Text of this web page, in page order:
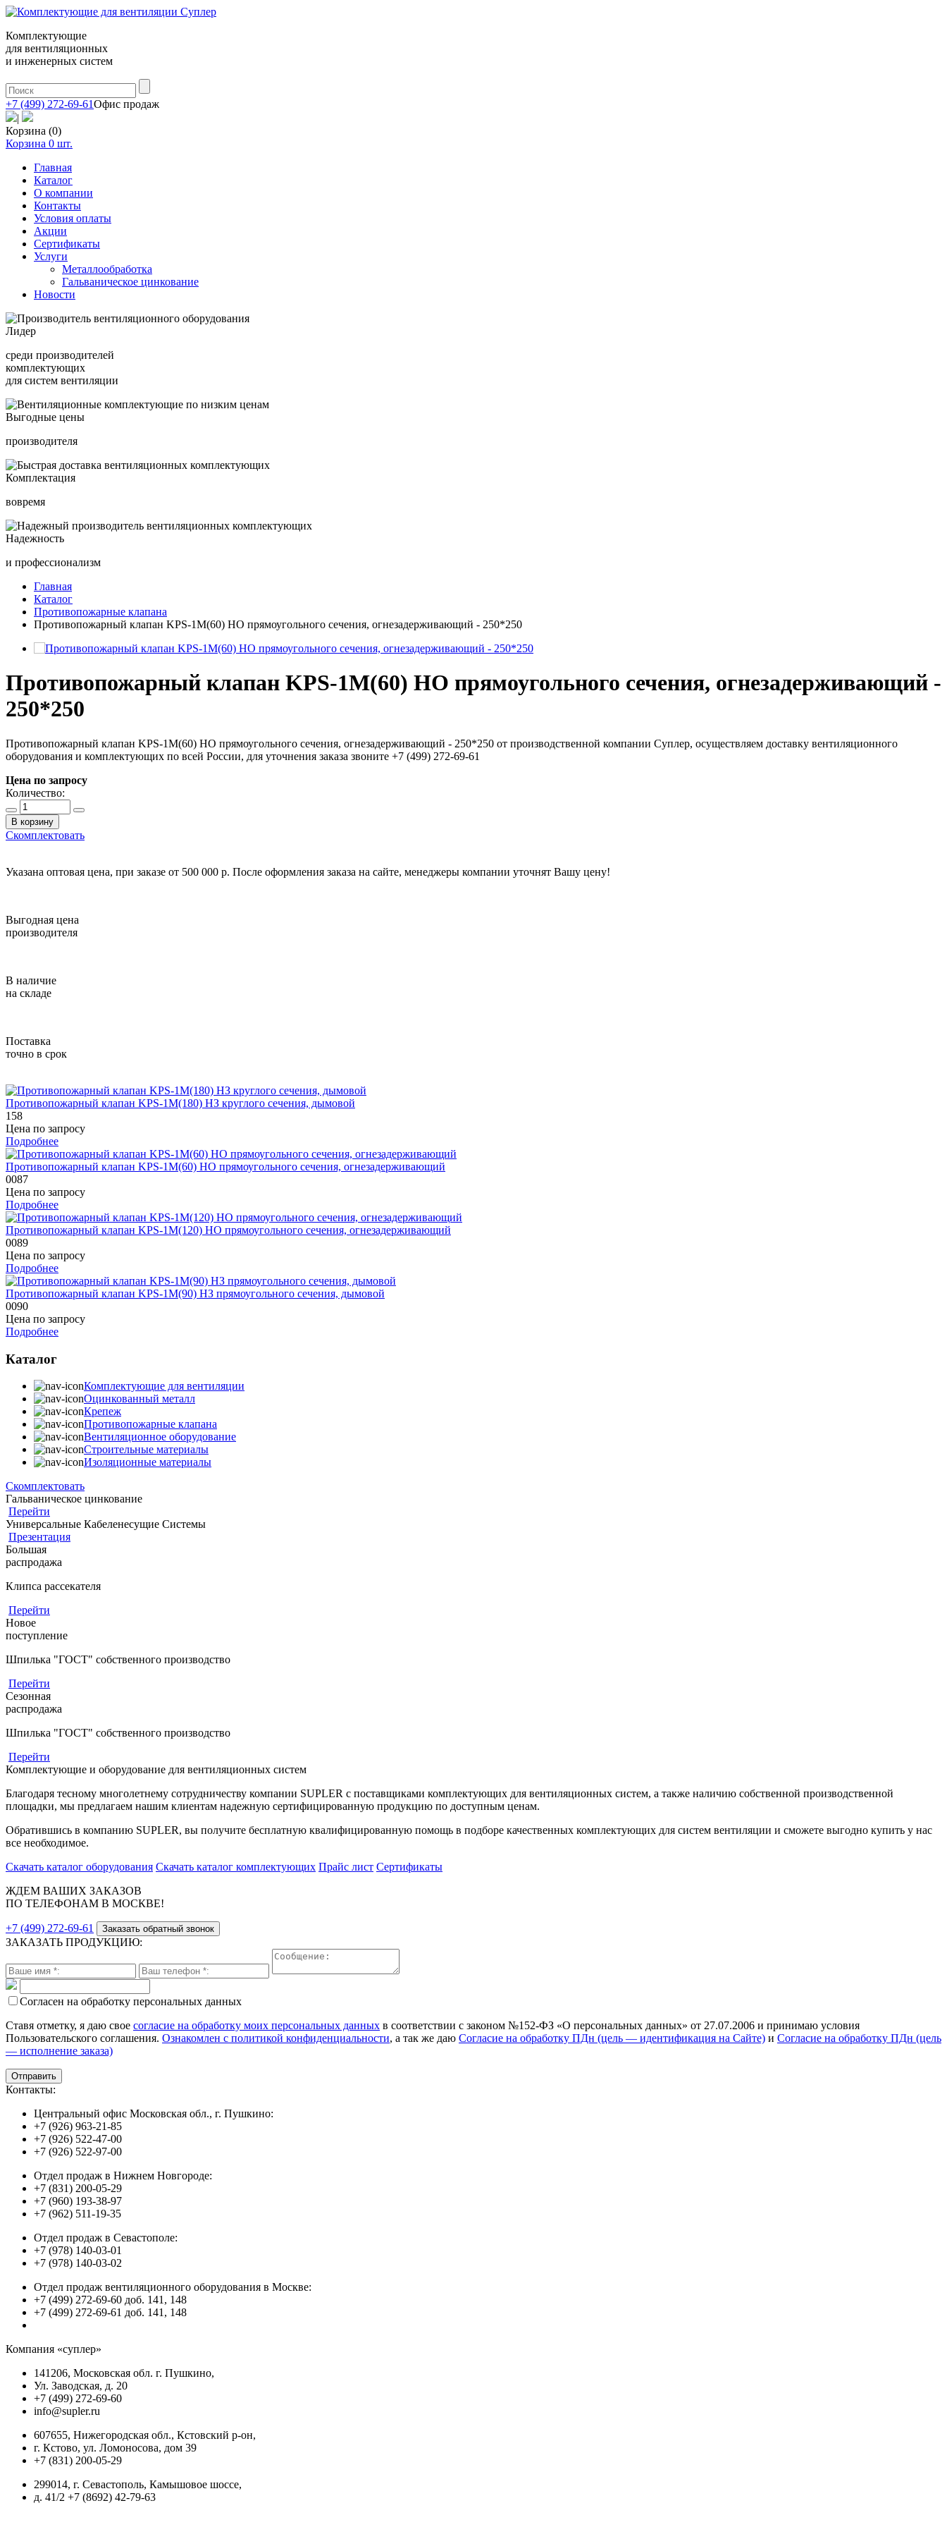
Комплектующие
для вентиляционных
и инженерных систем
+7 (499) 272-69-61Офис продаж
|
Корзина (0)
Корзина 0 шт.
Главная
Каталог
О компании
Контакты
Условия оплаты
Акции
Сертификаты
Услуги
Металлообработка
Гальваническое цинкование
Новости
Лидер
среди производителей
комплектующих
для систем вентиляции
Выгодные цены
производителя
Комплектация
вовремя
Надежность
и профессионализм
Главная
Каталог
Противопожарные клапана
Противопожарный клапан KPS-1M(60) HO прямоугольного сечения, огнезадерживающий - 250*250
Противопожарный клапан KPS-1M(60) HO прямоугольного сечения, огнезадерживающий -
250*250
Противопожарный клапан KPS-1M(60) HO прямоугольного сечения, огнезадерживающий - 250*250 от производственной компании Суплер, осуществляем доставку вентиляционного
оборудования и комплектующих по всей России, для уточнения заказа звоните +7 (499) 272-69-61
Цена по запросу
Количество:
В корзину
Скомплектовать
Указана оптовая цена, при заказе от 500 000 р. После оформления заказа на сайте, менеджеры компании уточнят Вашу цену!
Выгодная цена
производителя
В наличие
на складе
Поставка
точно в срок
Противопожарный клапан KPS-1M(180) HЗ круглого сечения, дымовой
158
Цена по запросу
Подробнее
Противопожарный клапан KPS-1M(60) HO прямоугольного сечения, огнезадерживающий
0087
Цена по запросу
Подробнее
Противопожарный клапан KPS-1M(120) НО прямоугольного сечения, огнезадерживающий
0089
Цена по запросу
Подробнее
Противопожарный клапан KPS-1M(90) HЗ прямоугольного сечения, дымовой
0090
Цена по запросу
Подробнее
Каталог
Комплектующие для вентиляции
Оцинкованный металл
Крепеж
Противопожарные клапана
Вентиляционное оборудование
Строительные материалы
Изоляционные материалы
Скомплектовать
Гальваническое цинкование
Перейти
Универсальные Кабеленесущие Системы
Презентация
Большая
распродажа
Клипса рассекателя
Перейти
Новое
поступление
Шпилька "ГОСТ" собственного производство
Перейти
Сезонная
распродажа
Шпилька "ГОСТ" собственного производство
Перейти
Комплектующие и оборудование для вентиляционных систем
Благодаря тесному многолетнему сотрудничеству компании SUPLER с поставщиками комплектующих для вентиляционных систем, а также наличию собственной производственной
площадки, мы предлагаем нашим клиентам надежную сертифицированную продукцию по доступным ценам.
Обратившись в компанию SUPLER, вы получите бесплатную квалифицированную помощь в подборе качественных комплектующих для систем вентиляции и сможете выгодно купить у нас
все необходимое.
Скачать каталог оборудования Скачать каталог комплектующих Прайс лист Сертификаты
ЖДЕМ ВАШИХ ЗАКАЗОВ
ПО ТЕЛЕФОНАМ В МОСКВЕ!
+7 (499) 272-69-61 Заказать обратный звонок
ЗАКАЗАТЬ ПРОДУКЦИЮ:
Согласен на обработку персональных данных
Ставя отметку, я даю свое согласие на обработку моих персональных данных в соответствии с законом №152-ФЗ «О персональных данных» от 27.07.2006 и принимаю условия
Пользовательского соглашения. Ознакомлен с политикой конфиденциальности, а так же даю Согласие на обработку ПДн (цель — идентификация на Сайте) и Согласие на обработку ПДн (цель
— исполнение заказа)
Контакты:
Центральный офис Московская обл., г. Пушкино:
+7 (926) 963-21-85
+7 (926) 522-47-00
+7 (926) 522-97-00
Отдел продаж в Нижнем Новгороде:
+7 (831) 200-05-29
+7 (960) 193-38-97
+7 (962) 511-19-35
Отдел продаж в Севастополе:
+7 (978) 140-03-01
+7 (978) 140-03-02
Отдел продаж вентиляционного оборудования в Москве:
+7 (499) 272-69-60 доб. 141, 148
+7 (499) 272-69-61 доб. 141, 148
Компания «суплер»
141206, Московская обл. г. Пушкино,
Ул. Заводская, д. 20
+7 (499) 272-69-60
info@supler.ru
607655, Нижегородская обл., Кстовский р-он,
г. Кстово, ул. Ломоносова, дом 39
+7 (831) 200-05-29
299014, г. Севастополь, Камышовое шоссе,
д. 41/2 +7 (8692) 42-79-63